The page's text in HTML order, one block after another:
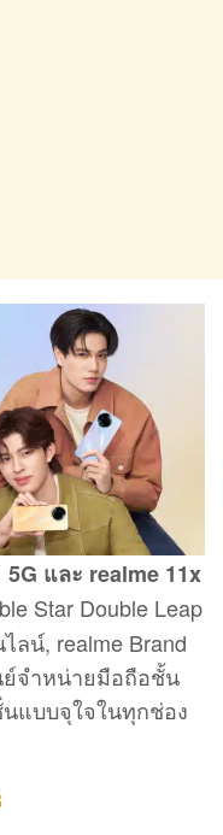
5G และ realme 11x
Star Double Leap
น์, realme Brand
ย์จำหน่ายมือถือชั้น
แบบจุใจในทุกช่อง